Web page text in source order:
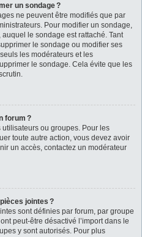
un sondage ?
ne peuvent être modifiés que par
Pour modifier un sondage,
le sondage est rattaché. Tant
le sondage ou modifier ses
les modérateurs et les
le sondage. Cela évite que les
forum ?
ou groupes. Pour les
toute autre action, vous devez avoir
un accès, contactez un modérateur
jointes ?
sont définies par forum, par groupe
peut-être désactivé l’import dans le
y sont autorisés. Pour plus